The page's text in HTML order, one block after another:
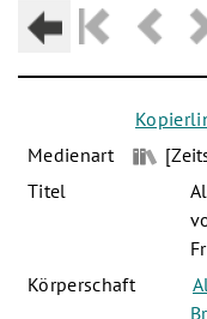
Medienart
Titel
Körperschaft